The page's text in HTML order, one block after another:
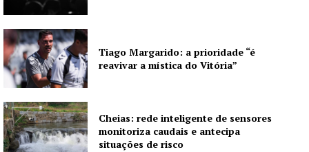
Tiago Margarido: a prioridade “é
reavivar a mística do Vitória”
Cheias: rede inteligente de sensores
monitoriza caudais e antecipa
situações de risco